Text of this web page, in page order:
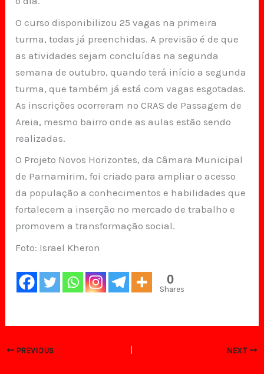
O curso disponibilizou 25 vagas na primeira
turma, todas já preenchidas. A previsão é de que
as atividades sejam concluídas na segunda
semana de outubro, quando terá início a segunda
turma, que também já está com vagas esgotadas.
As inscrições ocorreram no CRAS de Passagem de
Areia, mesmo bairro onde as aulas estão sendo
realizadas.
O Projeto Novos Horizontes, da Câmara Municipal
de Parnamirim, foi criado para ampliar o acesso
da população a conhecimentos e habilidades que
fortalecem a inserção no mercado de trabalho e
promovem a transformação social.
Foto: Israel Kheron
0
Shares
PREVIOUS NEXT